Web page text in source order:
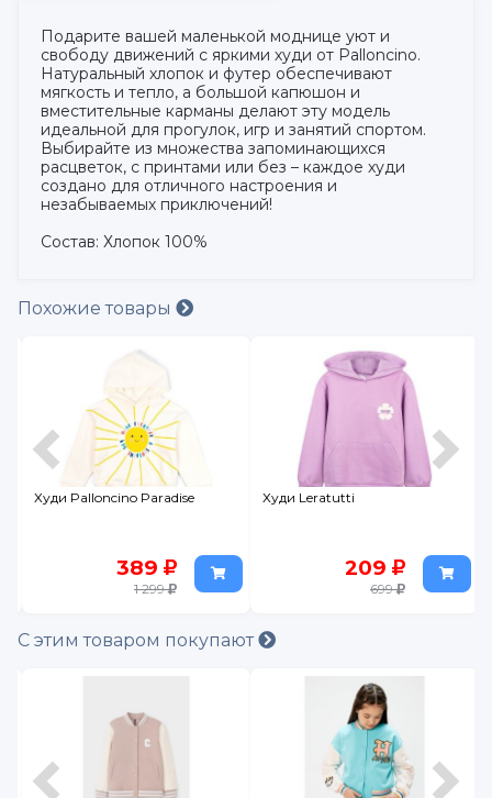
Подарите вашей маленькой моднице уют и
свободу движений с яркими худи от Palloncino.
Натуральный хлопок и футер обеспечивают
мягкость и тепло, а большой капюшон и
вместительные карманы делают эту модель
идеальной для прогулок, игр и занятий спортом.
Выбирайте из множества запоминающихся
расцветок, с принтами или без – каждое худи
создано для отличного настроения и
незабываемых приключений!
Состав: Хлопок 100%
Похожие товары
Худи Palloncino Paradise
389
1 299
Худи Leratutti
209
699
С этим товаром покупают